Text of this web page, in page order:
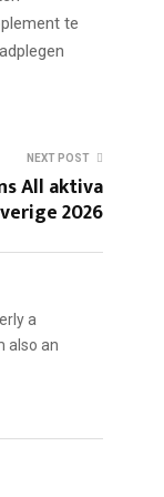
te
NEXT POST
All aktiva
2026
a
also an